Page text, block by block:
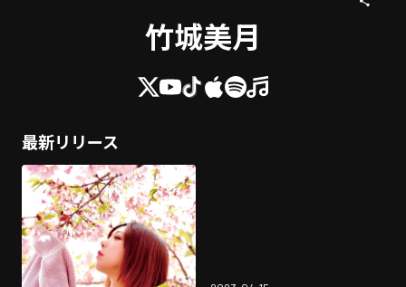
竹城美月
最新リリース